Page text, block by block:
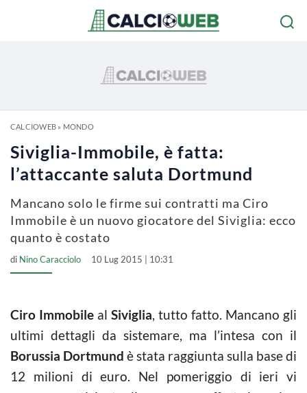
CALCIOWEB» MONDO
Siviglia-Immobile, è fatta:
l’attaccante saluta Dortmund
Mancano solo le firme sui contratti ma Ciro
Immobile è un nuovo giocatore del Siviglia: ecco
quanto è costato
di Nino Caracciolo 10 Lug 2015 | 10:31
Ciro Immobile al Siviglia, tutto fatto. Mancano gli
ultimi dettagli da sistemare, ma l’intesa con il
Borussia Dortmund è stata raggiunta sulla base di
12 milioni di euro. Nel pomeriggio di ieri vi